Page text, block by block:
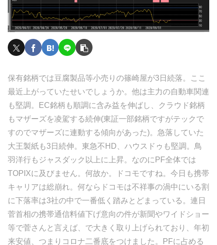
保有銘柄では豆腐製品等小売りの篠崎屋が3日続落。ここ
最近上がっていたせいでしょうか。他は主力の自動車関連
も堅調。EC銘柄も順調に含み益を伸ばし、クラウド銘柄
もマザーズを凌駕する続伸(東証一部銘柄ですがテックで
すのでマザーズに連動する傾向があった)。急落していた
大王製紙も3日続伸。東急不HD、ハウスドゥも堅調。鳥
羽洋行もジャスダック以上に上昇。なのにPF全体では
TOPIXに及びません。何故か。ドコモですね。今日も携帯
キャリアは総崩れ。何ならドコモは不祥事の渦中にいる割
に下落率は3社の中で一番低く踏みとどまっている。連日
菅首相の携帯通信料値下げ意向の件が新聞やワイドショー
等で菅さんと言えば、で大きく取り上げられており、年初
来安値、つまりコロナ二番底をつけました。PFに占める